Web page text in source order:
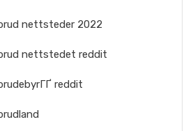
nettsteder 2022
nettstedet reddit
reddit